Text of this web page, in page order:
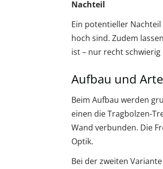
Nachteil
Ein potentieller
hoch sind. Zudem
ist – nur recht
Aufbau und
Beim Aufbau werden
einen die Tragbolzen-
Wand verbunden. Die
Optik.
Bei der zweiten